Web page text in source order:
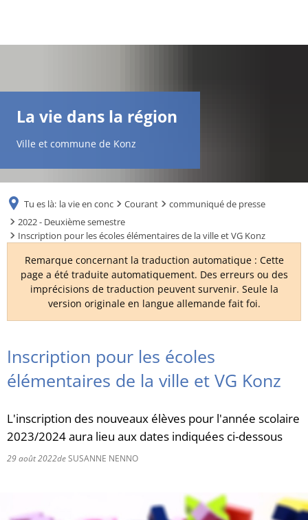
FR
TR
UK
La vie dans la région
Ville et commune de Konz
Tu es là: la vie en conc Courant
communiqué de presse
2022 - Deuxième semestre
Inscription pour les écoles élémentaires de la ville et VG Konz
Remarque concernant la traduction automatique : Cette
page a été traduite automatiquement. Des erreurs ou des
imprécisions de traduction peuvent survenir. Seule la
version originale en langue allemande fait foi.
Inscription pour les écoles
élémentaires de la ville et VG Konz
L'inscription des nouveaux élèves pour l'année scolaire
2023/2024 aura lieu aux dates indiquées ci-dessous
29 août 2022deSUSANNE NENNO